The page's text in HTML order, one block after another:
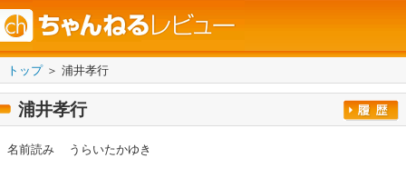
トップ＞ 浦井孝行
浦井孝行
名前読み うらいたかゆき